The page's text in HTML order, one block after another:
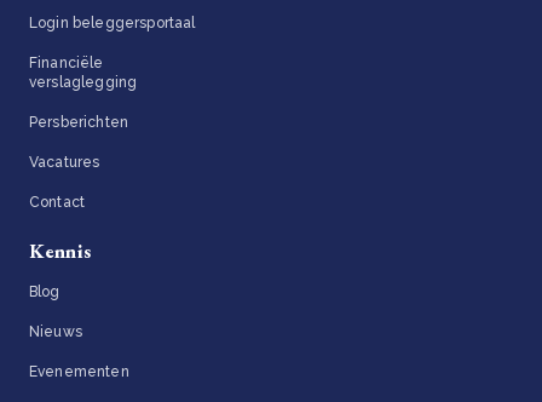
Login beleggersportaal
Financiële
verslaglegging
Persberichten
Vacatures
Contact
Kennis
Blog
Nieuws
Evenementen